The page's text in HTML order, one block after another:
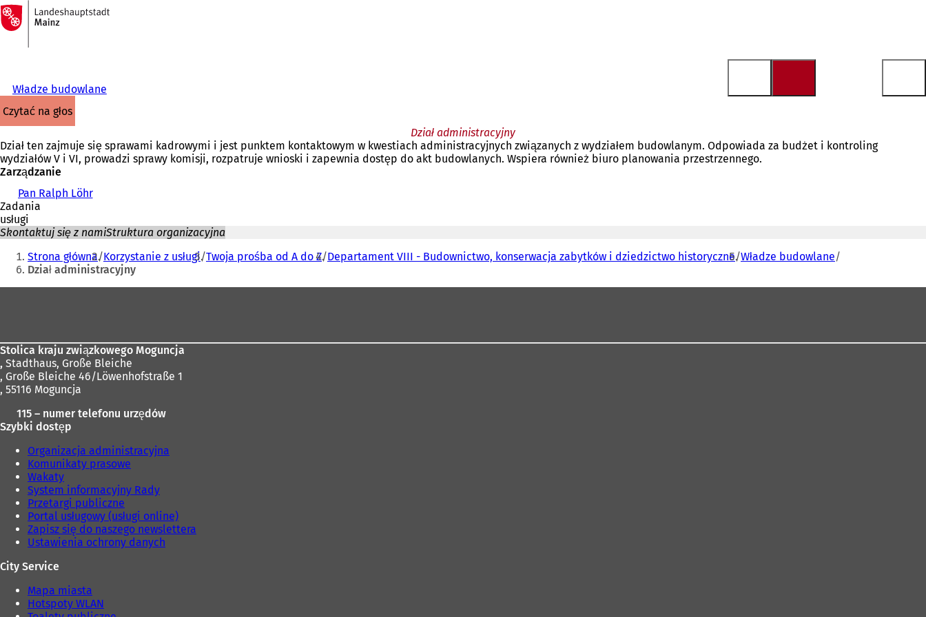
Przejdź do treści
Do
strony
głównej
Władze budowlane
czytać na głos
Dział administracyjny
Dział ten zajmuje się sprawami kadrowymi i jest punktem kontaktowym w kwestiach administracyjnych związanych z wydziałem budowlanym. Odpowiada za budżet i kontroling
wydziałów V i VI, prowadzi sprawy komisji, rozpatruje wnioski i zapewnia dostęp do akt budowlanych. Wspiera również biuro planowania przestrzennego.
Zarządzanie
Pan Ralph Löhr
Zadania
usługi
Skontaktuj się z namiStruktura organizacyjna
Jesteś
tutaj:
Strona główna Korzystanie z usługi Twoja prośba od A do Z Departament VIII - Budownictwo, konserwacja zabytków i dziedzictwo historyczne Władze budowlane
Dział administracyjny
Stolica kraju związkowego Moguncja
, Stadthaus, Große Bleiche
, Große Bleiche 46/Löwenhofstraße 1
, 55116 Moguncja
115 – numer telefonu urzędów
Szybki dostęp
Organizacja administracyjna
Komunikaty prasowe
Wakaty
System informacyjny Rady
Przetargi publiczne
Portal usługowy (usługi online)
Zapisz się do naszego newslettera
Ustawienia ochrony danych
City Service
Mapa miasta
Hotspoty WLAN